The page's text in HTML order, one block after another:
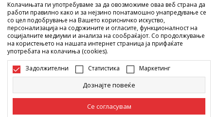
Не е дозволено превземање или користење на содржината од
интернет страните на Sport Vision, делумно или целосно a се
однесува на логоа, трговски марки, комерцијални содржини, ниту
истите да се отстапуваат на трети лица, јавно да се објавуваат или да
се користат за било какви цели, без писмена согласност од БДС.МК
ДООЕЛ.
Настојуваме да бидеме што попрецизни во описот на производот,
фотографијата и самата цена, но не можеме да гарантираме дака
сите информации се комплетни и без грешка. Сите прикажани
дека мораат да се достапни во секој момент. Достапноста на
Колачињата ги употребуваме за да овозможиме оваа веб страна да
работи правилно како и за нејзино понатамошно унапредување се
со цел подобрување на Вашето корисничко искуство,
персонализација на содржините и огласите, функционалност на
социјалните медиуми и анализа на сообраќајот. Со продолжување
на користењето на нашата интернет страница ја прифаќате
употребата на колачиња (cookies).
Задолжителни Статистика Маркетинг
Дознајте повеќе
Се согласувам